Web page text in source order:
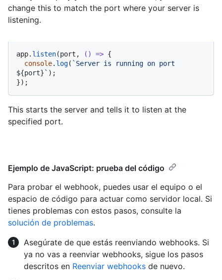
change this to match the port where your server is
listening.
app. listen(port, () => {
console. log(
${port}` );
});
This starts the server and tells it to listen at the
specified port.
Ejemplo de JavaScript: prueba del código
Para probar el webhook, puedes usar el equipo o el
espacio de código para actuar como servidor local. Si
tienes problemas con estos pasos, consulte la
solución de problemas.
Asegúrate de que estás reenviando webhooks. Si
ya no vas a reenviar webhooks, sigue los pasos
descritos en Reenviar webhooks de nuevo.